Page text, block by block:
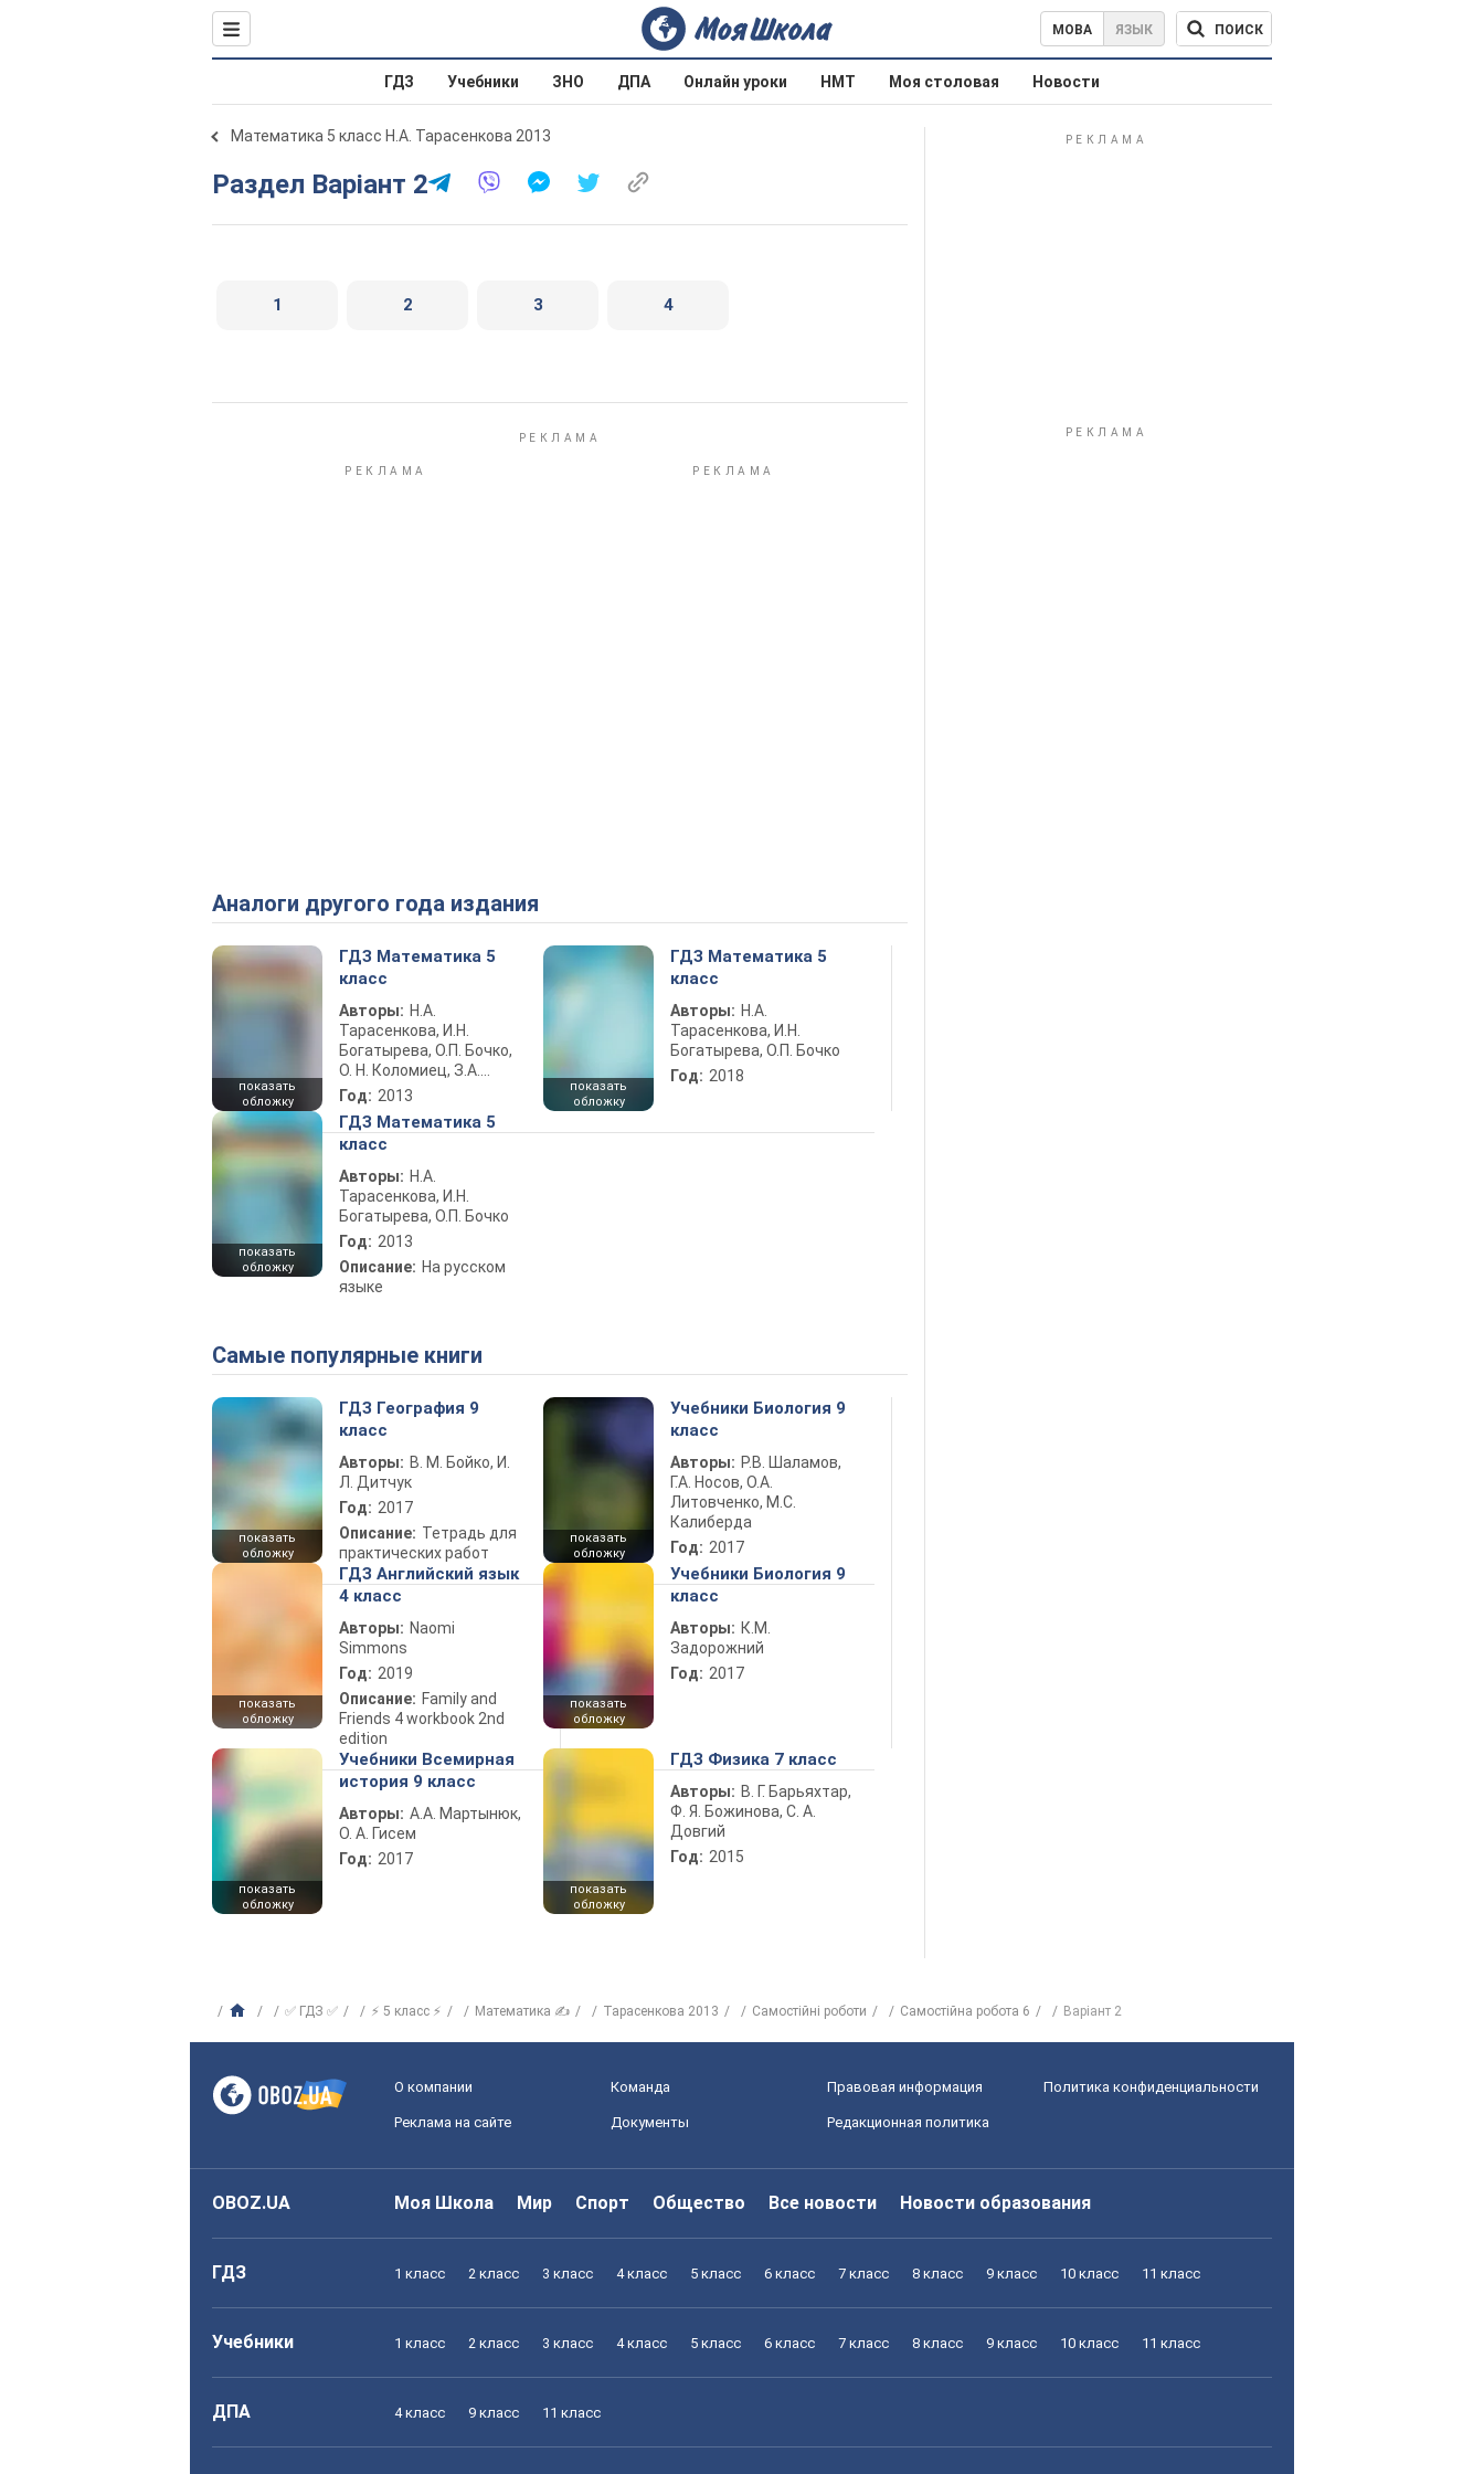
МОВА ЯЗЫК ПОИСК
ГДЗ Учебники ЗНО ДПА Онлайн уроки НМТ Моя столовая Новости
Математика 5 класс Н.А. Тарасенкова 2013
Раздел Варіант 2
1 2 3 4
Аналоги другого года издания
показать
обложку
ГДЗ Математика 5
класс
Авторы: Н.А.
Тарасенкова, И.Н.
Богатырева, О.П. Бочко,
О. Н. Коломиец, З.А.
Сердюк
Год: 2013
показать
обложку
ГДЗ Математика 5
класс
Авторы: Н.А.
Тарасенкова, И.Н.
Богатырева, О.П. Бочко
Год: 2018
показать
обложку
ГДЗ Математика 5
класс
Авторы: Н.А.
Тарасенкова, И.Н.
Богатырева, О.П. Бочко
Год: 2013
Описание: На русском
языке
Самые популярные книги
показать
обложку
ГДЗ География 9
класс
Авторы: В. М. Бойко, И.
Л. Дитчук
Год: 2017
Описание: Тетрадь для
практических работ
показать
обложку
Учебники Биология 9
класс
Авторы: Р.В. Шаламов,
Г.А. Носов, О.А.
Литовченко, М.С.
Калиберда
Год: 2017
показать
обложку
ГДЗ Английский язык
4 класс
Авторы: Naomi
Simmons
Год: 2019
Описание: Family and
Friends 4 workbook 2nd
edition
показать
обложку
Учебники Биология 9
класс
Авторы: К.М.
Задорожний
Год: 2017
показать
обложку
Учебники Всемирная
история 9 класс
Авторы: А.А. Мартынюк,
О. А. Гисем
Год: 2017
показать
обложку
ГДЗ Физика 7 класс
Авторы: В. Г. Барьяхтар,
Ф. Я. Божинова, С. А.
Довгий
Год: 2015
✅ ГДЗ ✅ ⚡ 5 класс ⚡ Математика ✍ Тарасенкова 2013 Самостійні роботи Самостійна робота 6 Варіант 2
О компании Команда Правовая информация Политика конфиденциальности
Реклама на сайте Документы Редакционная политика
OBOZ.UA Моя Школа Мир Спорт Общество Все новости Новости образования
ГДЗ 1 класс 2 класс 3 класс 4 класс 5 класс 6 класс 7 класс 8 класс 9 класс 10 класс 11 класс
Учебники 1 класс 2 класс 3 класс 4 класс 5 класс 6 класс 7 класс 8 класс 9 класс 10 класс 11 класс
ДПА 4 класс 9 класс 11 класс